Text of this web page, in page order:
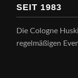
SEIT 1983
Die Cologne
regelmäßigen